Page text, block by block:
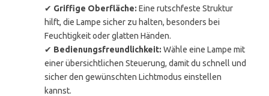
✔ Griffige Oberfläche: Eine rutschfeste Struktur
hilft, die Lampe sicher zu halten, besonders bei
Feuchtigkeit oder glatten Händen.
✔ Bedienungsfreundlichkeit: Wähle eine Lampe mit
einer übersichtlichen Steuerung, damit du schnell und
sicher den gewünschten Lichtmodus einstellen
kannst.